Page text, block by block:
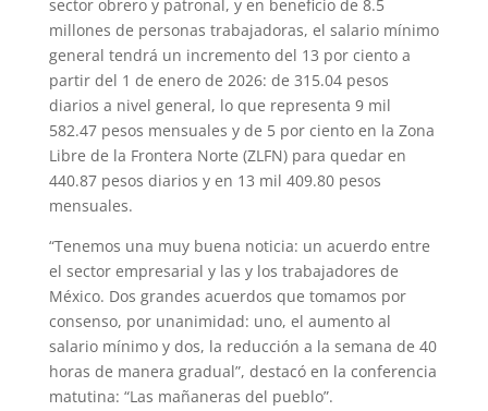
sector obrero y patronal, y en beneficio de 8.5
millones de personas trabajadoras, el salario mínimo
general tendrá un incremento del 13 por ciento a
partir del 1 de enero de 2026: de 315.04 pesos
diarios a nivel general, lo que representa 9 mil
582.47 pesos mensuales y de 5 por ciento en la Zona
Libre de la Frontera Norte (ZLFN) para quedar en
440.87 pesos diarios y en 13 mil 409.80 pesos
mensuales.
“Tenemos una muy buena noticia: un acuerdo entre
el sector empresarial y las y los trabajadores de
México. Dos grandes acuerdos que tomamos por
consenso, por unanimidad: uno, el aumento al
salario mínimo y dos, la reducción a la semana de 40
horas de manera gradual”, destacó en la conferencia
matutina: “Las mañaneras del pueblo”.